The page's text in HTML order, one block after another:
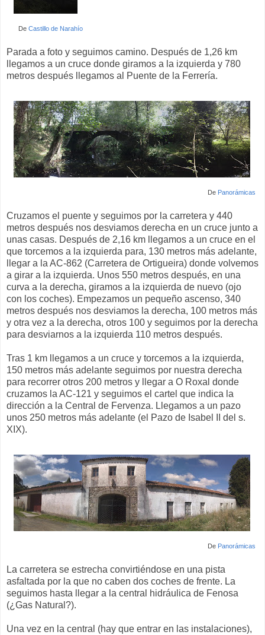
De Castillo de Narahío
Parada a foto y seguimos camino. Después de 1,26 km
llegamos a un cruce donde giramos a la izquierda y 780
metros después llegamos al Puente de la Ferrería.
De Panorámicas
Cruzamos el puente y seguimos por la carretera y 440
metros después nos desviamos derecha en un cruce junto a
unas casas. Después de 2,16 km llegamos a un cruce en el
que torcemos a la izquierda para, 130 metros más adelante,
llegar a la AC-862 (Carretera de Ortigueira) donde volvemos
a girar a la izquierda. Unos 550 metros después, en una
curva a la derecha, giramos a la izquierda de nuevo (ojo
con los coches). Empezamos un pequeño ascenso, 340
metros después nos desviamos la derecha, 100 metros más
y otra vez a la derecha, otros 100 y seguimos por la derecha
para desviarnos a la izquierda 110 metros después.
Tras 1 km llegamos a un cruce y torcemos a la izquierda,
150 metros más adelante seguimos por nuestra derecha
para recorrer otros 200 metros y llegar a O Roxal donde
cruzamos la AC-121 y seguimos el cartel que indica la
dirección a la Central de Fervenza. Llegamos a un pazo
unos 250 metros más adelante (el Pazo de Isabel II del s.
XIX).
De Panorámicas
La carretera se estrecha convirtiéndose en una pista
asfaltada por la que no caben dos coches de frente. La
seguimos hasta llegar a la central hidráulica de Fenosa
(¿Gas Natural?).
Una vez en la central (hay que entrar en las instalaciones),